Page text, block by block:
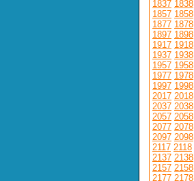
1837 1838
1857 1858
1877 1878
1897 1898
1917 1918
1937 1938
1957 1958
1977 1978
1997 1998
2017 2018
2037 2038
2057 2058
2077 2078
2097 2098
2117 2118
2137 2138
2157 2158
2177 2178